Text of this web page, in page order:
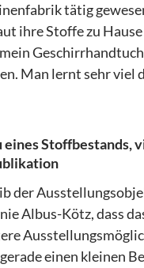
tätig
ihre Stoffe zu
Man lernt sehr viel
eines Stoffbestands,
der
Albus-Kötz, dass
einen kleinen